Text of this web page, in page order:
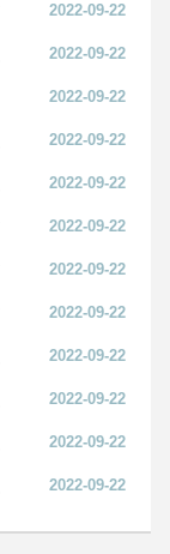
2022-09-22
2022-09-22
2022-09-22
2022-09-22
2022-09-22
2022-09-22
2022-09-22
2022-09-22
2022-09-22
2022-09-22
2022-09-22
2022-09-22